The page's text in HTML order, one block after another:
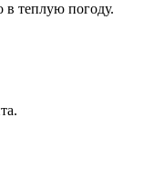
в теплую погоду.